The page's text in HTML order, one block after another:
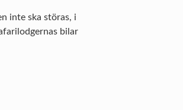
inte ska störas, i
bilar